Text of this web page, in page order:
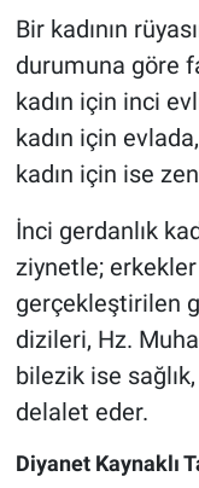
Bir kadının
durumuna göre
kadın için inci
kadın için
kadın için ise
İnci gerdanlık
ziynetle;
gerçekleştirilen
dizileri, Hz.
bilezik ise
delalet eder.
Diyanet Kaynaklı